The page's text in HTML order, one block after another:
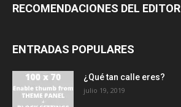
RECOMENDACIONES DEL EDITOR
ENTRADAS POPULARES
¿Qué tan calle eres?
julio 19, 2019